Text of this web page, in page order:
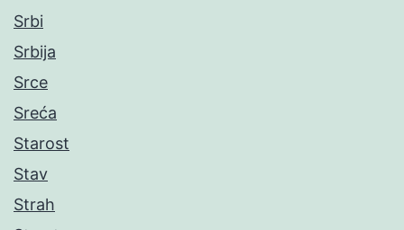
Srbi
Srbija
Srce
Sreća
Starost
Stav
Strah